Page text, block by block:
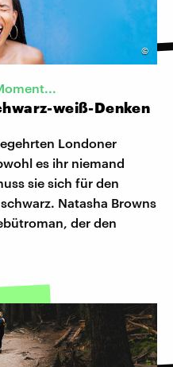
©
weiß-Denken
Londoner
es ihr niemand
sie sich für den
Natasha Browns
der den